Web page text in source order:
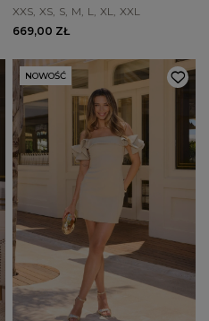
XXS XS S M L XL XXL
669,00 ZŁ
NOWOŚĆ